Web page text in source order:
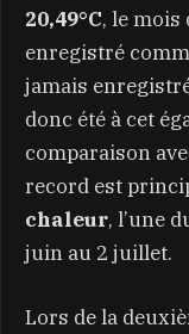
20,49°C, le mois
enregistré
jamais
donc été à cet
comparaison
record est
chaleur, l’une
juin au 2 juillet.
Lors de la